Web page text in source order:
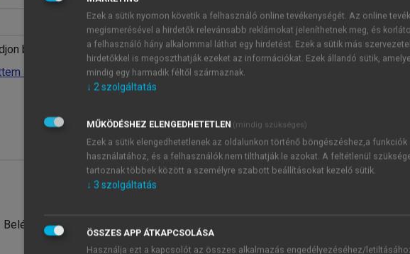
belépve
a jelszavamat
Belépés intézményi azonosítóval
JELSZÓ
Kérek értesítést a MeRSZ
Kérek értesítést az
Ezek a sütik nyomon követik a felhasználó online tevékenységét. Az online
megismerésével a hirdetők relevánsabb reklámokat jeleníthetnek meg, és
a felhasználó hány alkalommal láthat egy hirdetést. Ezek a sütik más
hirdetőkkel is megoszthatják ezeket az információkat. Ezek állandó sütik,
mindig egy harmadik féltől származnak.
↓ 2szolgáltatás
MŰKÖDÉSHEZ ELENGEDHETETLEN (mindig szükséges)
Ezek a sütik elengedhetetlenek az oldalunkon történő böngészéshez,a funkciók
használatához, és a felhasználók nem tilthatják le azokat. A feltétlenül
tartoznak többek között a személyre szabott beállításokat kezelő sütik.
↓ 3 szolgáltatás
ÖSSZES APP ÁTKAPCSOLÁSA
Használja ezt a kapcsolót az összes alkalmazás engedélyezéséhez/